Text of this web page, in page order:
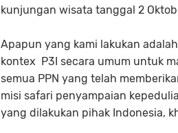
kunjungan wisata tanggal 2
Apapun yang kami lakukan
kontex P3I secara umum untuk
semua PPN yang telah
misi safari penyampaian
yang dilakukan pihak Indonesia,